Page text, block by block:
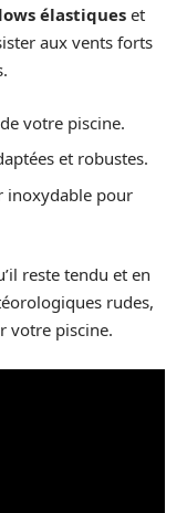
élastiques et
aux vents forts
votre piscine.
et robustes.
inoxydable pour
reste tendu et en
rudes,
votre piscine.